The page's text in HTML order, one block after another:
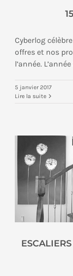
15
Cyberlog
offres et nos
l’année.
5 janvier 2017
Lire la suite